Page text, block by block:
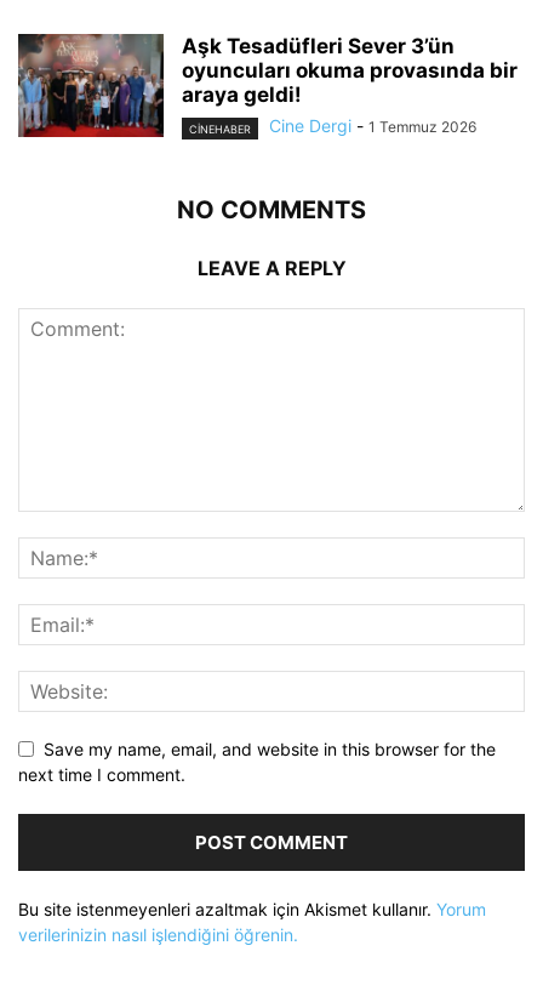
Aşk Tesadüfleri Sever 3’ün
oyuncuları okuma provasında bir
araya geldi!
CINEHABER Cine Dergi - 1 Temmuz 2026
NO COMMENTS
LEAVE A REPLY
Save my name, email, and website in this browser for the
next time I comment.
Bu site istenmeyenleri azaltmak için Akismet kullanır. Yorum
verilerinizin nasıl işlendiğini öğrenin.